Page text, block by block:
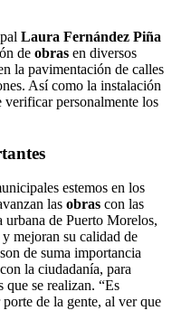
Laura Fernández Piña
de obras en diversos
la pavimentación de calles
Así como la instalación
personalmente los
estemos en los
las obras con las
urbana de Puerto Morelos,
mejoran su calidad de
de suma importancia
la ciudadanía, para
que se realizan. “Es
de la gente, al ver que